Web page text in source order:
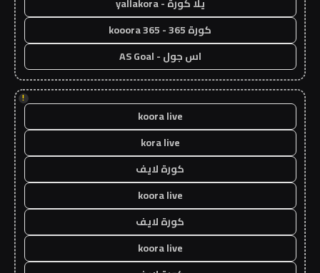
كورة 365 - kooora 365
اس جول - AS Goal
!
koora live
kora live
كورة لايف
koora live
كورة لايف
koora live